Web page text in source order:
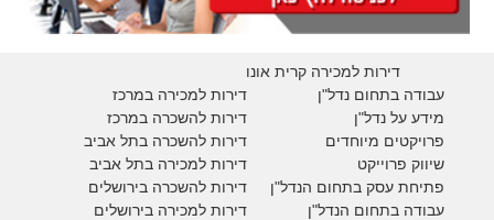
דירות למכירה קרית אונו
דירות למכירה במרכז
דירות להשכרה במרכז
דירות להשכרה בתל אביב
דירות למכירה בתל אביב
דירות להשכרה בירושלים
דירות למכירה בירושלים
עבודה בתחום נדל"ן
מידע על נדל"ן
פרויקטים מיוחדים
שיווק פרוייקט
פתיחת עסק בתחום הנדל"ן
עבודה בתחום הנדל"ן